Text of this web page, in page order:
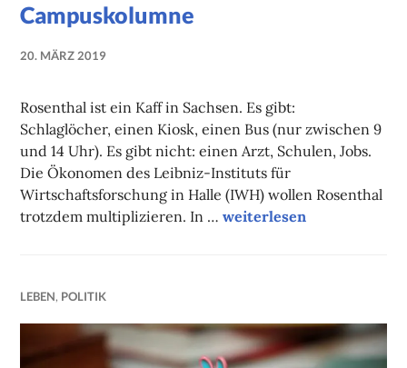
Campuskolumne
20. MÄRZ 2019
Rosenthal ist ein Kaff in Sachsen. Es gibt:
Schlaglöcher, einen Kiosk, einen Bus (nur zwischen 9
und 14 Uhr). Es gibt nicht: einen Arzt, Schulen, Jobs.
Die Ökonomen des Leibniz-Instituts für
Wirtschaftsforschung in Halle (IWH) wollen Rosenthal
trotzdem multiplizieren. In …Campuskolumne
weiterlesen
LEBEN, POLITIK